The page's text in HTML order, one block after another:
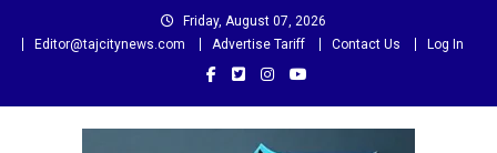
Friday, August 07, 2026
Editor@tajcitynews.com
Advertise Tariff Contact Us Log In